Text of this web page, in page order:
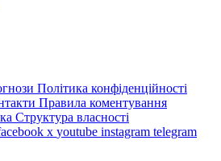
Політика конфіденційності
Правила коментування
Структура власності
x youtube instagram telegram